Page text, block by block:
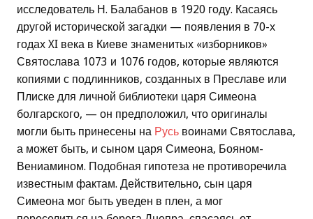
исследователь Н. Балабанов в 1920 году. Касаясь
другой исторической загадки — появления в 70-х
годах XI века в Киеве знаменитых «изборников»
Святослава 1073 и 1076 годов, которые являются
копиями с подлинников, созданных в Преславе или
Плиске для личной библиотеки царя Симеона
болгарского, — он предположил, что оригиналы
могли быть принесены на Русь воинами Святослава,
а может быть, и сыном царя Симеона, Бояном-
Вениамином. Подобная гипотеза не противоречила
известным фактам. Действительно, сын царя
Симеона мог быть уведен в плен, а мог